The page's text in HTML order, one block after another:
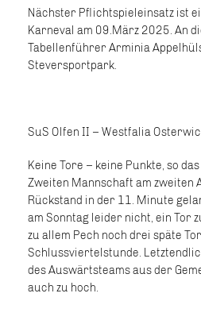
Nächster Pflichtspieleinsatz ist
Karneval am 09.März 2025. An
Tabellenführer Arminia
Steversportpark.
SuS Olfen II – Westfalia
Keine Tore – keine Punkte, so
Zweiten Mannschaft am zweiten
Rückstand in der 11. Minute
am Sonntag leider nicht, ein Tor
zu allem Pech noch drei späte
Schlussviertelstunde.
des Auswärtsteams aus der
auch zu hoch.